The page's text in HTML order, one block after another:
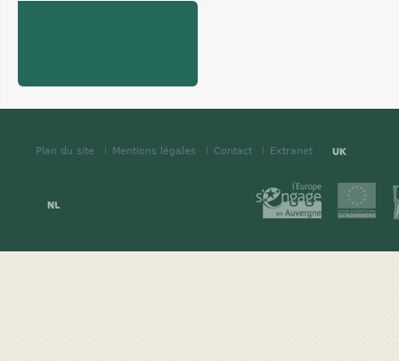
Plan du site Mentions légales Contact Extranet UK
NL